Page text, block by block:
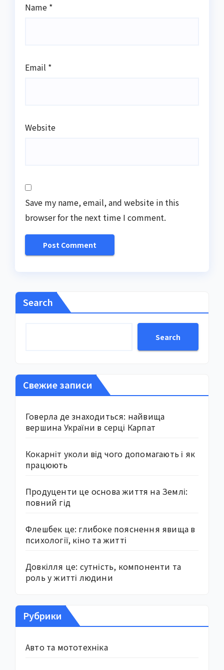
Name *
Email *
Website
Save my name, email, and website in this
browser for the next time I comment.
Search
Search
Свежие записи
Говерла де знаходиться: найвища
вершина України в серці Карпат
Кокарніт уколи від чого допомагають і як
працюють
Продуценти це основа життя на Землі:
повний гід
Флешбек це: глибоке пояснення явища в
психології, кіно та житті
Довкілля це: сутність, компоненти та
роль у житті людини
Рубрики
Авто та мототехніка